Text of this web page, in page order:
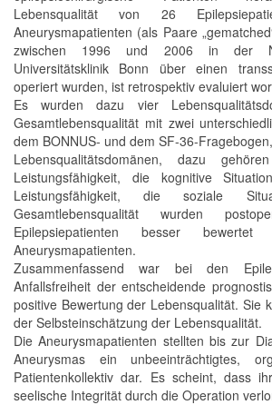
Lebensqualität von 26
Aneurysmapatienten (als Paare
zwischen 1996 und 2006 in der
Universitätsklinik Bonn über einen
operiert wurden, ist retrospektiv evaluiert
Es wurden dazu vier
Gesamtlebensqualität mit zwei
dem BONNUS- und dem SF-36-
Lebensqualitätsdomänen, dazu
Leistungsfähigkeit, die kognitive
Leistungsfähigkeit, die soziale
Gesamtlebensqualität wurden
Epilepsiepatienten besser
Aneurysmapatienten.
Zusammenfassend war bei den
Anfallsfreiheit der entscheidende
positive Bewertung der Lebensqualität. Sie
der Selbsteinschätzung der Lebensqualität.
Die Aneurysmapatienten stellten bis zur
Aneurysmas ein unbeeinträchtigtes,
Patientenkollektiv dar. Es scheint, dass
seelische Integrität durch die Operation